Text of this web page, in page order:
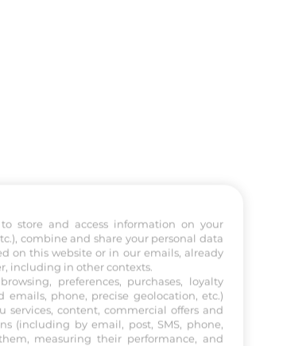
store and access information on your
combine and share your personal data
on this website or in our emails, already
including in other contexts.
preferences, purchases, loyalty
emails, phone, precise geolocation, etc.)
services, content, commercial offers and
(including by email, post, SMS, phone,
measuring their performance, and